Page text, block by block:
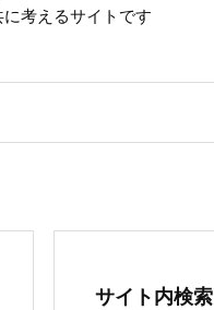
考えるサイトです
サイト内検索